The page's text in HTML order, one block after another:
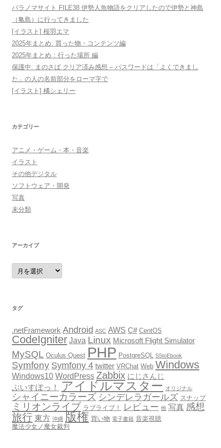
パラノマサイト FILE38 伊勢人魚物語をクリアしたので伊勢と神島
（亀島）に行ってきました
[イラスト] 桜羽エマ
2025年まとめ: 買った物・コンテンツ編
2025年まとめ：行った場所 編
保護中: まのさば クリア済み感想 – パスワードは「よくできまし
た」の人の名前部分をローマ字で
[イラスト] 橘シェリー
カテゴリー
アニメ・ゲーム・本・音楽
イラスト
その他デジタル
ソフトウェア・開発
写真
未分類
アーカイブ
ア
ー
カ
タグ
.netFramework Android ASC AWS C# CentOS
CodeIgniter Java Linux Microsoft Flight Simulator
MySQL Oculus Quest PHP PostgreSQL SStoEbook
Symfony Symfony 4 twitter VRChat Web Windows
Windows10 WordPress Zabbix にじさんじ
ぶいすぽっ！ アイドルマスター オリジナル
シャイニーカラーズ シンデレラガールズ スナップ
ミリオンライブ ラブライブ！ レビュー 他 写真 感想
旅行 東方 沖縄 版権 買い物 電子書籍 音楽視聴
魔法少女ノ魔女裁判